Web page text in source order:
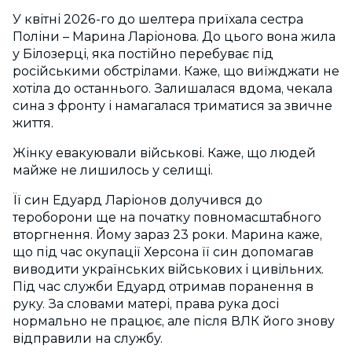
У квітні 2026-го до шелтера приїхала сестра
Поліни – Марина Ларіонова. До цього вона жила
у Білозерці, яка постійно перебуває під
російськими обстрілами. Каже, що виїжджати не
хотіла до останнього. Залишалася вдома, чекала
сина з фронту і намагалася триматися за звичне
життя.
Жінку евакуювали військові. Каже, що людей
майже не лишилось у селищі.
Її син Едуард Ларіонов долучився до
тероборони ще на початку повномасштабного
вторгнення. Йому зараз 23 роки. Марина каже,
що під час окупації Херсона її син допомагав
виводити українських військових і цивільних.
Під час служби Едуард отримав поранення в
руку. За словами матері, права рука досі
нормально не працює, але після ВЛК його знову
відправили на службу.